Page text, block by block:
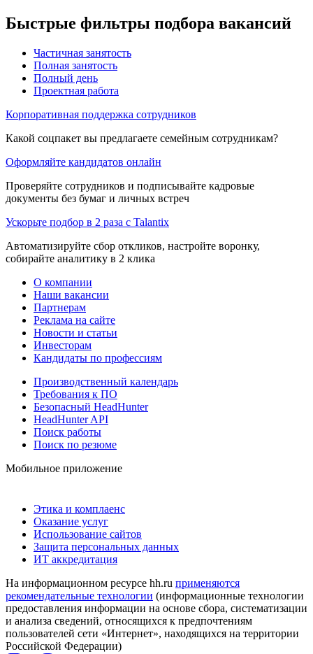
Быстрые фильтры подбора вакансий
Частичная занятость
Полная занятость
Полный день
Проектная работа
Корпоративная поддержка сотрудников
Какой соцпакет вы предлагаете семейным сотрудникам?
Оформляйте кандидатов онлайн
Проверяйте сотрудников и подписывайте кадровые
документы без бумаг и личных встреч
Ускорьте подбор в 2 раза с Talantix
Автоматизируйте сбор откликов, настройте воронку,
собирайте аналитику в 2 клика
О компании
Наши вакансии
Партнерам
Реклама на сайте
Новости и статьи
Инвесторам
Кандидаты по профессиям
Производственный календарь
Требования к ПО
Безопасный HeadHunter
HeadHunter API
Поиск работы
Поиск по резюме
Мобильное приложение
Этика и комплаенс
Оказание услуг
Использование сайтов
Защита персональных данных
ИТ аккредитация
На информационном ресурсе hh.ru применяются
рекомендательные технологии (информационные технологии
предоставления информации на основе сбора, систематизации
и анализа сведений, относящихся к предпочтениям
пользователей сети «Интернет», находящихся на территории
Российской Федерации)